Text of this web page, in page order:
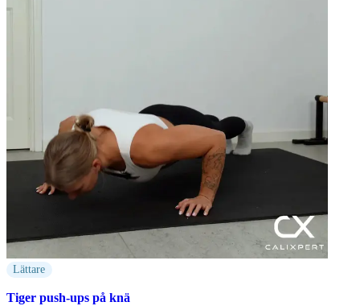
Lättare
Tiger push-ups på knä